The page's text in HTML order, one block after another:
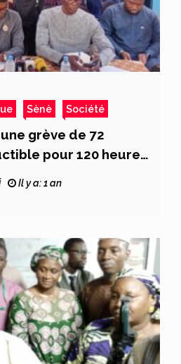
Sènè Société
grève de 72
pour 120 heures
et
et stations-
Il y a: 1 an